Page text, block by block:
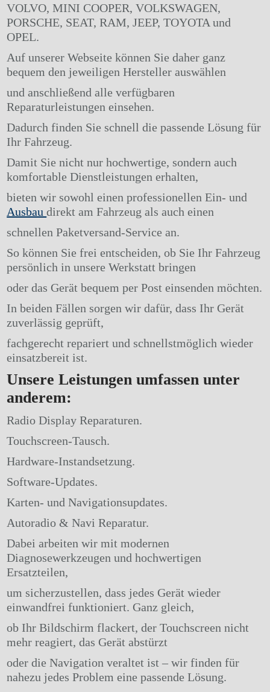
VOLVO, MINI COOPER, VOLKSWAGEN,
PORSCHE, SEAT, RAM, JEEP, TOYOTA und
OPEL.
Auf unserer Webseite können Sie daher ganz
bequem den jeweiligen Hersteller auswählen
und anschließend alle verfügbaren
Reparaturleistungen einsehen.
Dadurch finden Sie schnell die passende Lösung für
Ihr Fahrzeug.
Damit Sie nicht nur hochwertige, sondern auch
komfortable Dienstleistungen erhalten,
bieten wir sowohl einen professionellen Ein- und
Ausbaudirekt am Fahrzeug als auch einen
schnellen Paketversand-Service an.
So können Sie frei entscheiden, ob Sie Ihr Fahrzeug
persönlich in unsere Werkstatt bringen
oder das Gerät bequem per Post einsenden möchten.
In beiden Fällen sorgen wir dafür, dass Ihr Gerät
zuverlässig geprüft,
fachgerecht repariert und schnellstmöglich wieder
einsatzbereit ist.
Unsere Leistungen umfassen unter
anderem:
Radio Display Reparaturen.
Touchscreen-Tausch.
Hardware-Instandsetzung.
Software-Updates.
Karten- und Navigationsupdates.
Autoradio & Navi Reparatur.
Dabei arbeiten wir mit modernen
Diagnosewerkzeugen und hochwertigen
Ersatzteilen,
um sicherzustellen, dass jedes Gerät wieder
einwandfrei funktioniert. Ganz gleich,
ob Ihr Bildschirm flackert, der Touchscreen nicht
mehr reagiert, das Gerät abstürzt
oder die Navigation veraltet ist – wir finden für
nahezu jedes Problem eine passende Lösung.